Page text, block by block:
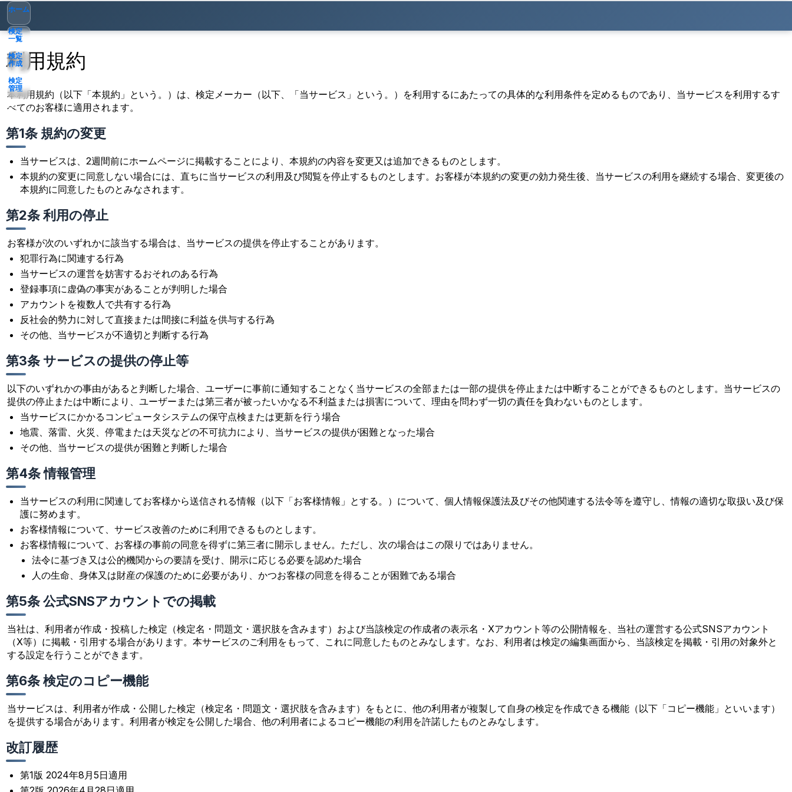
ホーム
検定
一覧
検定
作成
検定
管理
ゲスト▾
利用規約
本利用規約（以下「本規約」という。）は、検定メーカー（以下、「当サービス」という。）を利用するにあたっての具体的な利用条件を定めるものであり、当サービスを利用するす
べてのお客様に適用されます。
第1条 規約の変更
当サービスは、2週間前にホームページに掲載することにより、本規約の内容を変更又は追加できるものとします。
本規約の変更に同意しない場合には、直ちに当サービスの利用及び閲覧を停止するものとします。お客様が本規約の変更の効力発生後、当サービスの利用を継続する場合、変更後の
本規約に同意したものとみなされます。
第2条 利用の停止
お客様が次のいずれかに該当する場合は、当サービスの提供を停止することがあります。
犯罪行為に関連する行為
当サービスの運営を妨害するおそれのある行為
登録事項に虚偽の事実があることが判明した場合
アカウントを複数人で共有する行為
反社会的勢力に対して直接または間接に利益を供与する行為
その他、当サービスが不適切と判断する行為
第3条 サービスの提供の停止等
以下のいずれかの事由があると判断した場合、ユーザーに事前に通知することなく当サービスの全部または一部の提供を停止または中断することができるものとします。当サービスの
提供の停止または中断により、ユーザーまたは第三者が被ったいかなる不利益または損害について、理由を問わず一切の責任を負わないものとします。
当サービスにかかるコンピュータシステムの保守点検または更新を行う場合
地震、落雷、火災、停電または天災などの不可抗力により、当サービスの提供が困難となった場合
その他、当サービスの提供が困難と判断した場合
第4条 情報管理
当サービスの利用に関連してお客様から送信される情報（以下「お客様情報」とする。）について、個人情報保護法及びその他関連する法令等を遵守し、情報の適切な取扱い及び保
護に努めます。
お客様情報について、サービス改善のために利用できるものとします。
お客様情報について、お客様の事前の同意を得ずに第三者に開示しません。ただし、次の場合はこの限りではありません。
法令に基づき又は公的機関からの要請を受け、開示に応じる必要を認めた場合
人の生命、身体又は財産の保護のために必要があり、かつお客様の同意を得ることが困難である場合
第5条 公式SNSアカウントでの掲載
当社は、利用者が作成・投稿した検定（検定名・問題文・選択肢を含みます）および当該検定の作成者の表示名・Xアカウント等の公開情報を、当社の運営する公式SNSアカウント
（X等）に掲載・引用する場合があります。本サービスのご利用をもって、これに同意したものとみなします。なお、利用者は検定の編集画面から、当該検定を掲載・引用の対象外と
する設定を行うことができます。
第6条 検定のコピー機能
当サービスは、利用者が作成・公開した検定（検定名・問題文・選択肢を含みます）をもとに、他の利用者が複製して自身の検定を作成できる機能（以下「コピー機能」といいます）
を提供する場合があります。利用者が検定を公開した場合、他の利用者によるコピー機能の利用を許諾したものとみなします。
改訂履歴
第1版 2024年8月5日適用